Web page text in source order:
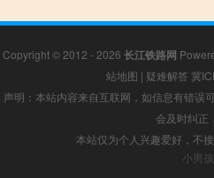
Copyright © 2012 - 2026 长江铁路网
站地图 | 疑难解答 冀
声明：本站内容来自互联网，如信息有错误
会及时纠正
本站仅为个人兴趣爱好，不
小男孩